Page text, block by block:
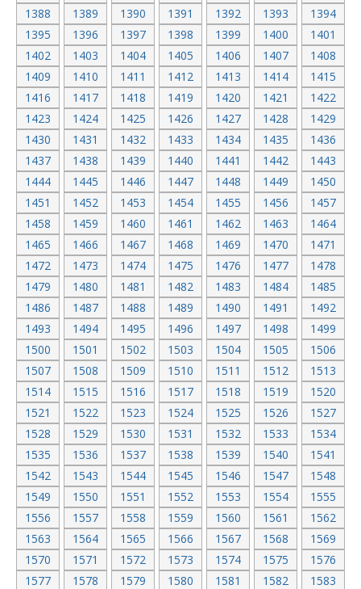
1388 1389 1390 1391 1392 1393
1394
1395
1396 1397 1398 1399 1400
1401
1402
1403 1404 1405 1406 1407
1408
1409
1410 1411 1412 1413 1414
1415
1416
1417 1418 1419 1420 1421
1422
1423
1424 1425 1426 1427 1428
1429
1430
1431 1432 1433 1434 1435
1436
1437
1438 1439 1440 1441 1442
1443
1444
1445 1446 1447 1448 1449
1450
1451
1452 1453 1454 1455 1456
1457
1458
1459 1460 1461 1462 1463
1464
1465
1466 1467 1468 1469 1470
1471
1472
1473 1474 1475 1476 1477
1478
1479
1480 1481 1482 1483 1484
1485
1486
1487 1488 1489 1490 1491
1492
1493
1494 1495 1496 1497 1498
1499
1500
1501 1502 1503 1504 1505
1506
1507
1508 1509 1510 1511 1512
1513
1514
1515 1516 1517 1518 1519
1520
1521
1522 1523 1524 1525 1526
1527
1528
1529 1530 1531 1532 1533
1534
1535
1536 1537 1538 1539 1540
1541
1542
1543 1544 1545 1546 1547
1548
1549
1550 1551 1552 1553 1554
1555
1556
1557 1558 1559 1560 1561
1562
1563
1564 1565 1566 1567 1568
1569
1570
1571 1572 1573 1574 1575
1576
1577
1578 1579 1580 1581 1582
1583